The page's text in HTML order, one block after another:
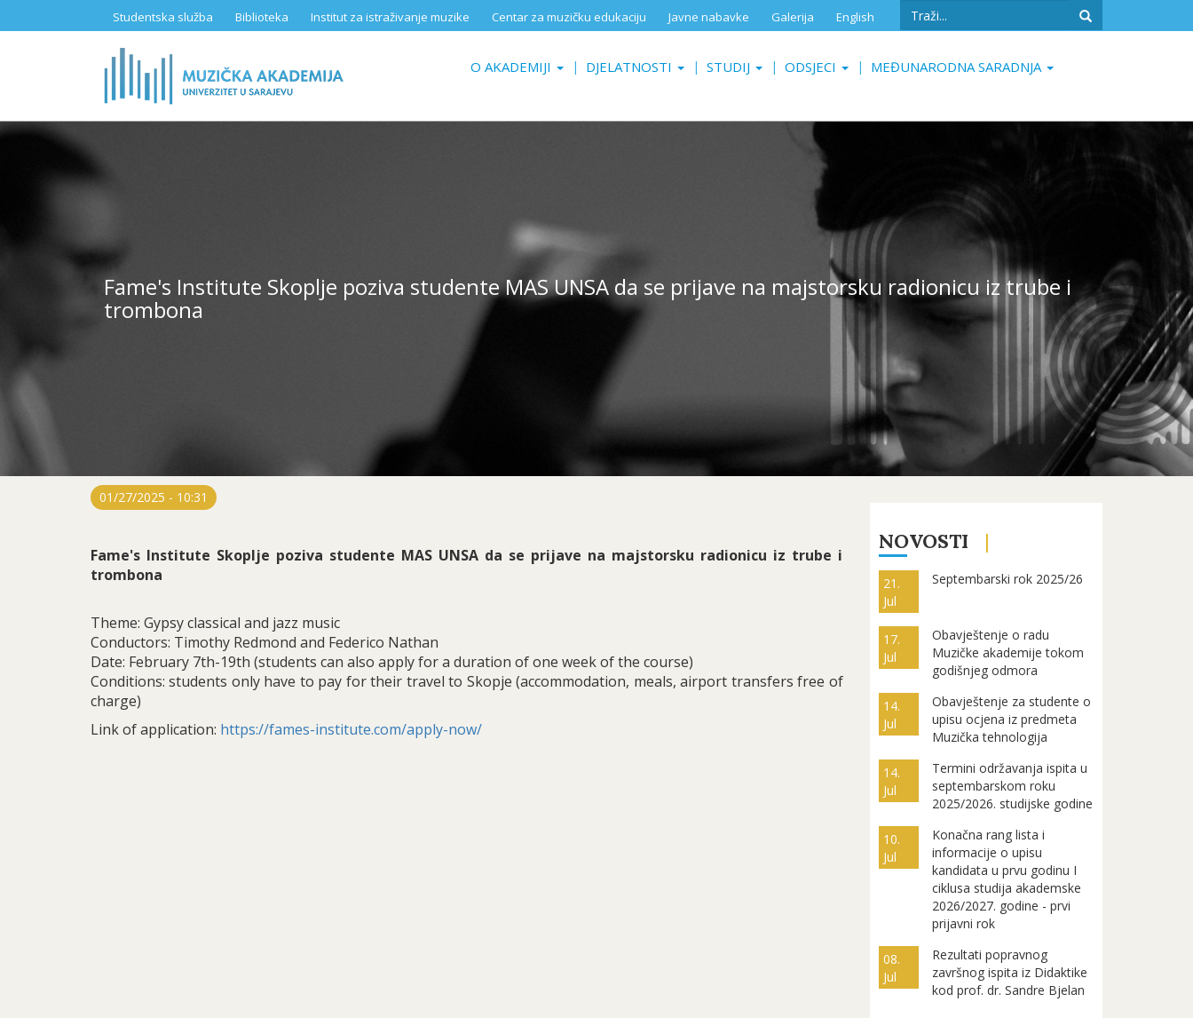
Studentska služba Biblioteka Institut za istraživanje muzike Centar za muzičku edukaciju Javne nabavke Galerija English
Search
O AKADEMIJI DJELATNOSTI STUDIJ ODSJECI MEĐUNARODNA SARADNJA
Fame's Institute Skoplje poziva studente MAS UNSA da se prijave na majstorsku radionicu iz trube i
trombona
01/27/2025 - 10:31
Fame's Institute Skoplje poziva studente MAS UNSA da se prijave na majstorsku radionicu iz trube i
trombona
Theme: Gypsy classical and jazz music
Conductors: Timothy Redmond and Federico Nathan
Date: February 7th-19th (students can also apply for a duration of one week of the course)
Conditions: students only have to pay for their travel to Skopje (accommodation, meals, airport transfers free of
charge)
Link of application: https://fames-institute.com/apply-now/
NOVOSTI
21.
Jul
Septembarski rok 2025/26
17.
Jul
Obavještenje o radu
Muzičke akademije tokom
godišnjeg odmora
14.
Jul
Obavještenje za studente o
upisu ocjena iz predmeta
Muzička tehnologija
14.
Jul
Termini održavanja ispita u
septembarskom roku
2025/2026. studijske godine
10.
Jul
Konačna rang lista i
informacije o upisu
kandidata u prvu godinu I
ciklusa studija akademske
2026/2027. godine - prvi
prijavni rok
08.
Jul
Rezultati popravnog
završnog ispita iz Didaktike
kod prof. dr. Sandre Bjelan